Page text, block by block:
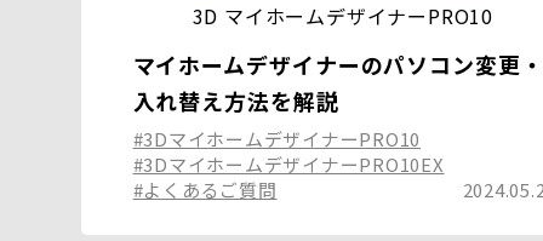
3D マイホームデザイナーPRO10
マイホームデザイナーのパソコン変更・
入れ替え方法を解説
#3DマイホームデザイナーPRO10
#3DマイホームデザイナーPRO10EX
#よくあるご質問